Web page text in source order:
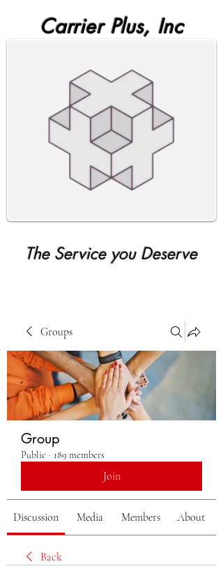
Carrier Plus, Inc
The Service you Deserve
Groups
Group
Public · 189 members
Join
Discussion Media Members About
Back